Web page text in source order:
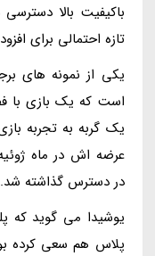
باکیفیت بالا
تازه احتمالی برای
است که یک بازی با
یک گربه به تجربه
عرضه اش در ماه
در دسترس گذاشته شد.
یوشیدا می گوید که
پلاس هم سعی کرده